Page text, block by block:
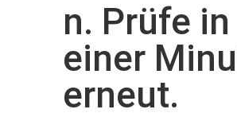
n. Prüfe in
einer
erneut.